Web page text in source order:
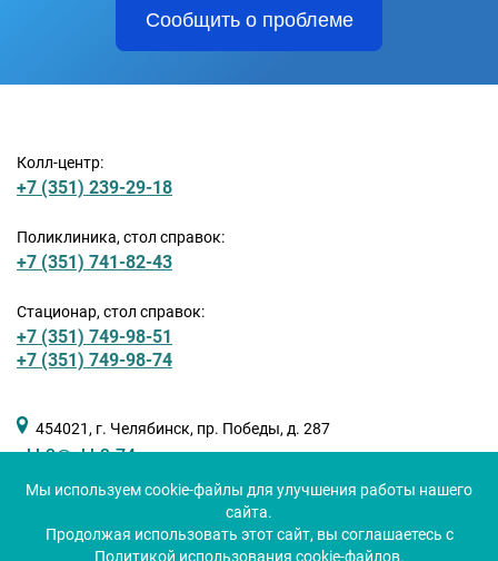
Сообщить о проблеме
Колл-центр:
+7 (351) 239-29-18
Поликлиника, стол справок:
+7 (351) 741-82-43
Стационар, стол справок:
+7 (351) 749-98-51
+7 (351) 749-98-74
454021, г. Челябинск, пр. Победы, д. 287
okb3@okb3-74.ru
Мы используем cookie-файлы для улучшения работы нашего
сайта.
Продолжая использовать этот сайт, вы соглашаетесь с
Политикой использования cookie-файлов.